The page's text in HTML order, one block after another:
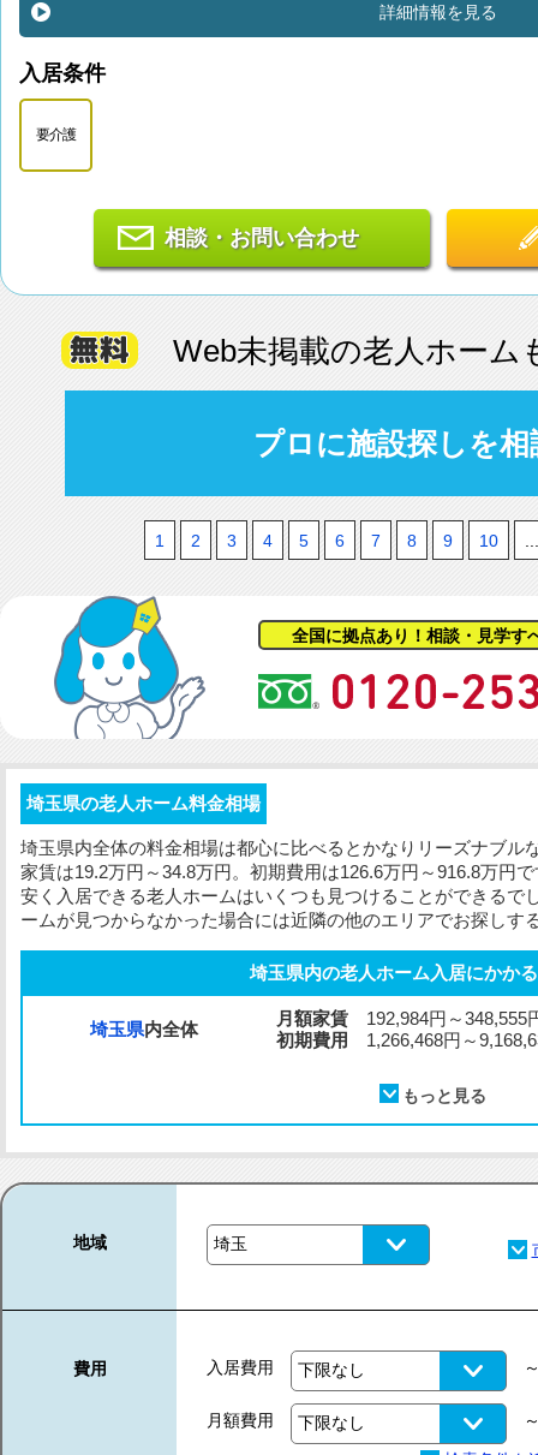
詳細情報を見る
入居条件
要介護
相談・お問い合わせ
Web未掲載の老人ホーム
プロに施設探しを
1 2 3 4 5 6 7 8 9 10
全国に拠点あり！相談・見学す
埼玉県の老人ホーム料金相場
埼玉県内全体の料金相場は都心に比べるとかなりリーズナブル
家賃は19.2万円～34.8万円。 初期費用は126.6万円～916.8万円
安く入居できる老人ホームはいくつも見つけることができるで
ームが見つからなかった場合には近隣の他のエリアでお探しす
埼玉県内の老人ホーム入居にかか
埼玉県内全体
月額家賃 192,984円～348,555
初期費用
1,266,468円～
地域
費用 入居費用
月額費用